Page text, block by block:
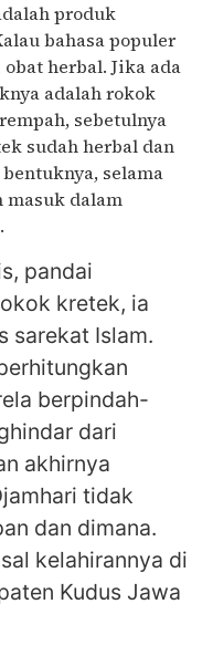
produk
bahasa populer
herbal. Jika ada
adalah rokok
sebetulnya
sudah herbal dan
selama
masuk dalam
pandai
kretek, ia
sarekat Islam.
berpindah-
dari
akhirnya
tidak
dan dimana.
kelahirannya di
Kudus Jawa